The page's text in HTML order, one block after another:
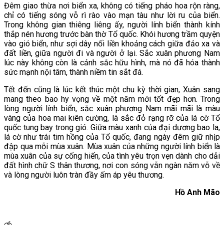
Đêm giao thừa nơi biển xa, không có tiếng pháo hoa rộn ràng,
chỉ có tiếng sóng vỗ rì rào vào mạn tàu như lời ru của biển.
Trong không gian thiêng liêng ấy, người lính biển thành kính
thắp nén hương trước bàn thờ Tổ quốc. Khói hương trầm quyện
vào gió biển, như sợi dây nối liền khoảng cách giữa đảo xa và
đất liền, giữa người đi và người ở lại. Sắc xuân phương Nam
lúc này không còn là cảnh sắc hữu hình, mà nó đã hóa thành
sức mạnh nội tâm, thành niềm tin sắt đá.
Tết đến cũng là lúc kết thúc một chu kỳ thời gian, Xuân sang
mang theo bao hy vọng về một năm mới tốt đẹp hơn. Trong
lòng người lính biển, sắc xuân phương Nam mãi mãi là màu
vàng của hoa mai kiên cường, là sắc đỏ rạng rỡ của lá cờ Tổ
quốc tung bay trong gió. Giữa màu xanh của đại dương bao la,
lá cờ như trái tim hồng của Tổ quốc, đang ngày đêm giữ nhịp
đập qua mỗi mùa xuân. Mùa xuân của những người lính biển là
mùa xuân của sự cống hiến, của tình yêu trọn vẹn dành cho dải
đất hình chữ S thân thương, nơi con sóng vẫn ngàn năm vỗ về
và lòng người luôn tràn đầy ấm áp yêu thương.
Hồ Anh Mão